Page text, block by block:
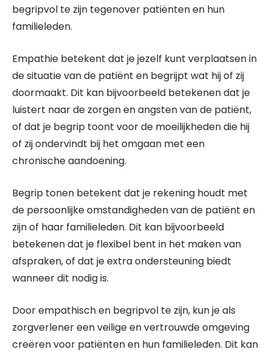
begripvol te zijn tegenover patiënten en hun
familieleden.
Empathie betekent dat je jezelf kunt verplaatsen in
de situatie van de patiënt en begrijpt wat hij of zij
doormaakt. Dit kan bijvoorbeeld betekenen dat je
luistert naar de zorgen en angsten van de patiënt,
of dat je begrip toont voor de moeilijkheden die hij
of zij ondervindt bij het omgaan met een
chronische aandoening.
Begrip tonen betekent dat je rekening houdt met
de persoonlijke omstandigheden van de patiënt en
zijn of haar familieleden. Dit kan bijvoorbeeld
betekenen dat je flexibel bent in het maken van
afspraken, of dat je extra ondersteuning biedt
wanneer dit nodig is.
Door empathisch en begripvol te zijn, kun je als
zorgverlener een veilige en vertrouwde omgeving
creëren voor patiënten en hun familieleden. Dit kan